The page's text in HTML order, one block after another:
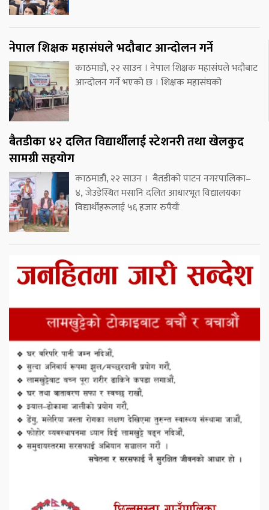
नेपाल शिक्षक महासंघले भदौबाट आन्दोलन गर्ने
काठमाडौं, २२ साउन । नेपाल शिक्षक महासंघले भदौबाट
आन्दोलन गर्ने भएको छ । शिक्षक महासंघको
बैतडीका ४२ दलित विद्यार्थीलाई स्टेशनरी तथा खेलकुद
सामग्री सहयोग
काठमाडौं, २२ साउन । बैतडीको पाटन नगरपालिका–
४, जेउडेस्थित मसानि दलित आधारभूत विद्यालयका
विद्यार्थीहरूलाई ५६ हजार रुपैयाँ